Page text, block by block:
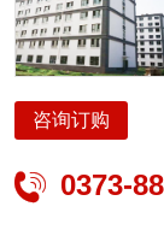
咨询订购
 0373-